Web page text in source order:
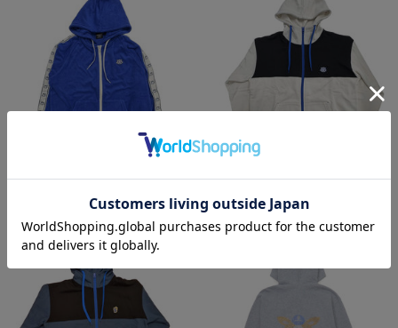
パイル/ジップパーカー/DB.スターマ
¥8,400(税込)
裏毛/ジップパーカー/DB.スターマン
¥8,800